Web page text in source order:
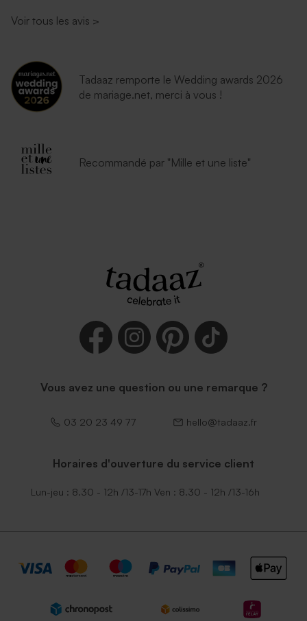
Voir tous les avis >
Tadaaz remporte le Wedding awards 2026
de mariage.net, merci à vous !
Recommandé par "Mille et une liste"
Vous avez une question ou une remarque ?
03 20 23 49 77 hello@tadaaz.fr
Horaires d'ouverture du service client
Lun-jeu : 8.30 - 12h /13-17h Ven : 8.30 - 12h /13-16h